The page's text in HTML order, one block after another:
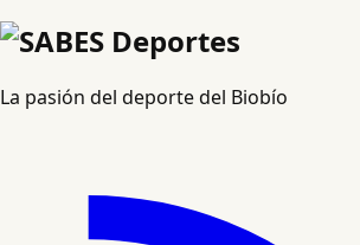
La pasión del deporte del Biobío